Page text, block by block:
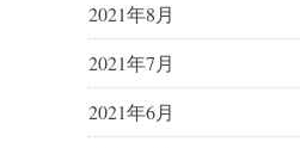
2021年8月
2021年7月
2021年6月